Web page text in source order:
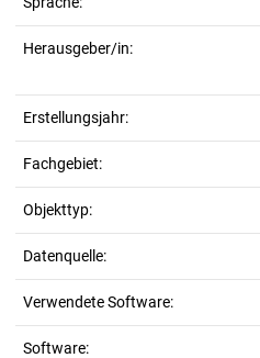
Herausgeber/in:
Erstellungsjahr:
Fachgebiet:
Objekttyp:
Datenquelle:
Verwendete Software:
Software: